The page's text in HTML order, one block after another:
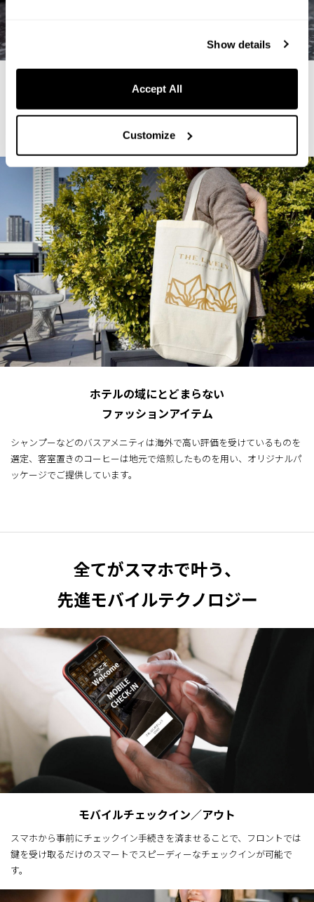
Show details
Accept All
Customize
上質でストーリーのあるアメニティ
シャンプーなどのバスアメニティは海外で高い評価を受けているものを
選定、客室置きのコーヒーは地元で焙煎したものを用い、オリジナルパ
ッケージでご提供しています。
ホテルの域にとどまらない
ファッションアイテム
シャンプーなどのバスアメニティは海外で高い評価を受けているものを
選定、客室置きのコーヒーは地元で焙煎したものを用い、オリジナルパ
ッケージでご提供しています。
全てがスマホで叶う、
先進モバイルテクノロジー
モバイルチェックイン／アウト
スマホから事前にチェックイン手続きを済ませることで、フロントでは
鍵を受け取るだけのスマートでスピーディーなチェックインが可能で
す。